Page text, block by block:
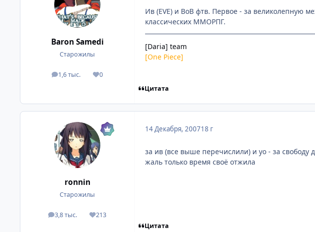
Baron Samedi
Старожилы
1,6 тыс.
посты 0
Репутация
Ив (EVE) и ВоВ фтв. Первое - за великолепную
классических ММОРПГ.
[Daria] team
[One Piece]
Цитата
ronnin
Старожилы
3,8 тыс.
посты 213
Репутация
14 Декабря, 200718 г
за ив (все выше перечислили) и уо - за свободу
жаль только время своё отжила
Цитата